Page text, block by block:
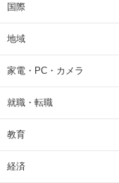
国際
地域
家電・PC・カメラ
就職・転職
教育
経済